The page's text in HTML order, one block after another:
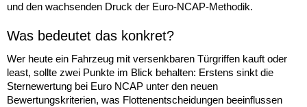
und den wachsenden Druck der Euro-NCAP-Methodik.
Was bedeutet das konkret?
Wer heute ein Fahrzeug mit versenkbaren Türgriffen kauft oder
least, sollte zwei Punkte im Blick behalten: Erstens sinkt die
Sternewertung bei Euro NCAP unter den neuen
Bewertungskriterien, was Flottenentscheidungen beeinflussen